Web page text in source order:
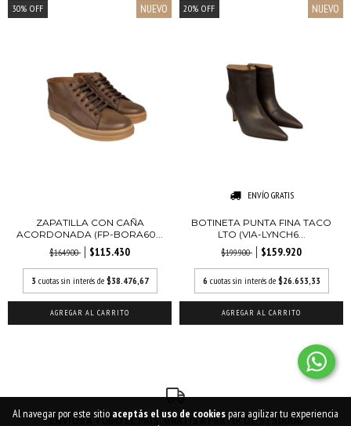
Al navegar por este sitio aceptás el uso de cookiespara agilizar tu experiencia
30% OFF NUEVO
ZAPATILLA CON CAÑA
ACORDONADA (FP-BORA60...
$164.900
$115.430
3 cuotas sin interés de $38.476,67
AGREGAR AL CARRITO
20% OFF
ENVÍO GRATIS
NUEVO
BOTINETA PUNTA FINA TACO
LTO (VIA-LYNCH6...
$199.900
$159.920
6 cuotas sin interés de $26.653,33
AGREGAR AL CARRITO
ENVÍOS A TODO EL PAÍS. GRATIS A PARTIR DE $150000